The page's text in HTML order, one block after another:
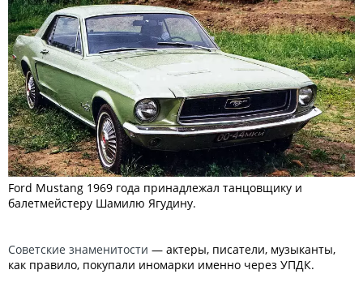
Ford Mustang 1969 года принадлежал танцовщику и
балетмейстеру Шамилю Ягудину.
Советские знаменитости — актеры, писатели, музыканты,
как правило, покупали иномарки именно через УПДК.